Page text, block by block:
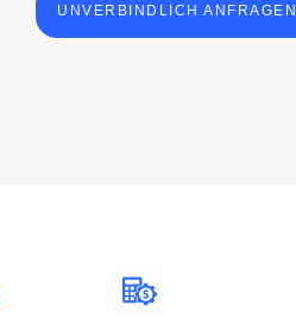
UNVERBINDLICH ANFRAGEN